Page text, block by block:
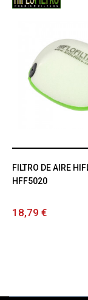
FILTRO DE AIRE
HFF5020
18,79 €